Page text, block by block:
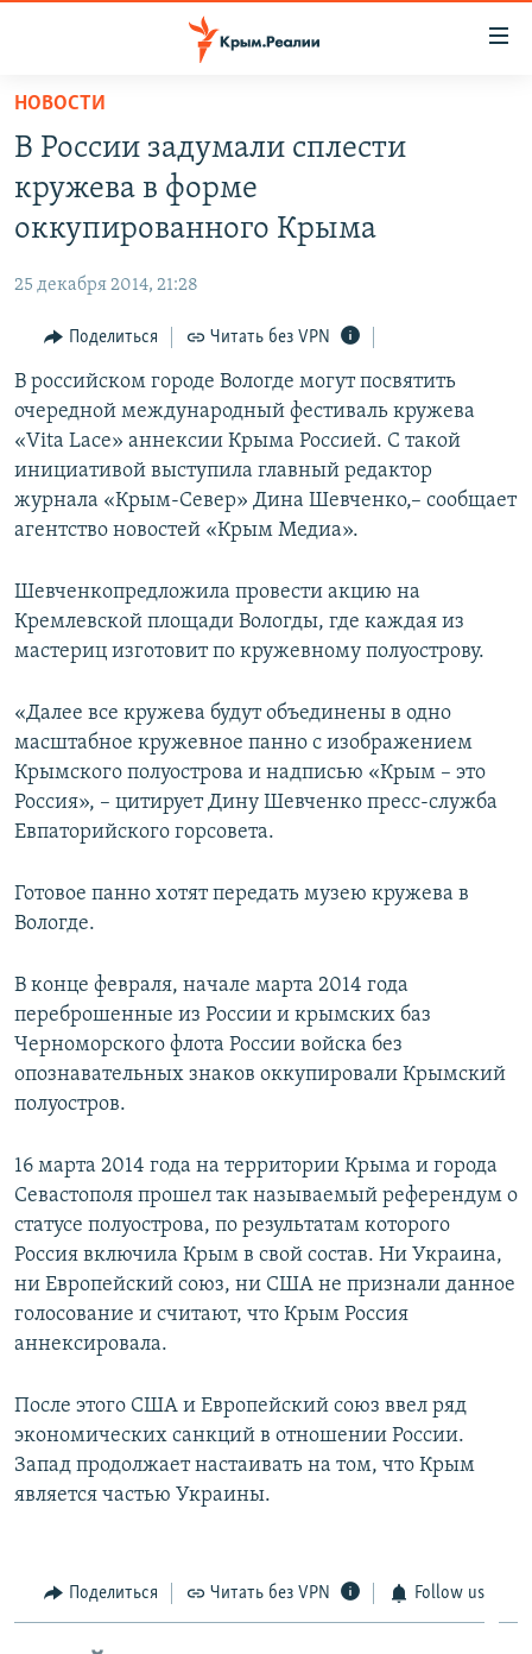
Вернуться
основному
содержанию
Вернутся
главной
навигации
Вернутся
поиску
11 ЛЕТ ОККУПАЦИИ КРЫМА. 11 ИСТОРИЙ СОПРОТИВЛЕНИЯ
ВОДА
ЕЩЕ
ИНТЕРАКТИВ
ИНФОГРАФИКА
ТЕЛЕПРОЕКТ КРЫМ.РЕАЛИИ
СОВЕТЫ ПРАВОЗАЩИТНИКОВ
ПРОПАВШИЕ БЕЗ ВЕСТИ
КРЫМ.НЕПОКОРЕННЫЙ
РАДІО СВОБОДА
КАК ОБОЙТИ БЛОКИРОВКУ
Українською
Все сайты RFE/RL
НОВОСТИ
В России задумали сплести
кружева в форме
оккупированного Крыма
25 декабря 2014, 21:28
Поделиться Читать без VPN
В российском городе Вологде могут посвятить
очередной международный фестиваль кружева
«Vita Lacе» аннексии Крыма Россией. С такой
инициативой выступила главный редактор
журнала «Крым-Север» Дина Шевченко,– сообщает
агентство новостей «Крым Медиа».
Шевченкопредложила провести акцию на
Кремлевской площади Вологды, где каждая из
мастериц изготовит по кружевному полуострову.
«Далее все кружева будут объединены в одно
масштабное кружевное панно с изображением
Крымского полуострова и надписью «Крым – это
Россия», – цитирует Дину Шевченко пресс-служба
Евпаторийского горсовета.
Готовое панно хотят передать музею кружева в
Вологде.
В конце февраля, начале марта 2014 года
переброшенные из России и крымских баз
Черноморского флота России войска без
опознавательных знаков оккупировали Крымский
полуостров.
16 марта 2014 года на территории Крыма и города
Севастополя прошел так называемый референдум о
статусе полуострова, по результатам которого
Россия включила Крым в свой состав. Ни Украина,
ни Европейский союз, ни США не признали данное
голосование и считают, что Крым Россия
аннексировала.
После этого США и Европейский союз ввел ряд
экономических санкций в отношении России.
Запад продолжает настаивать на том, что Крым
является частью Украины.
Поделиться Читать без VPN Follow us